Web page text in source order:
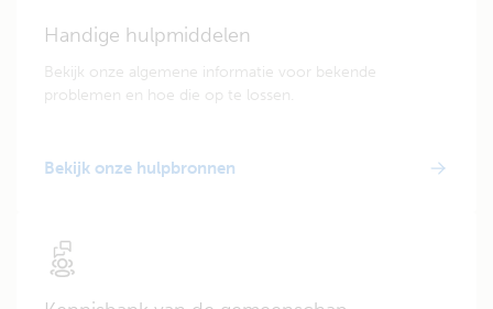
Handige hulpmiddelen
Bekijk onze algemene informatie voor bekende
problemen en hoe die op te lossen.
Bekijk onze hulpbronnen